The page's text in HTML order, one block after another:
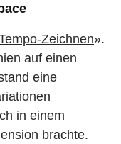
Zeichnen».
auf einen
eine
in einem
brachte.